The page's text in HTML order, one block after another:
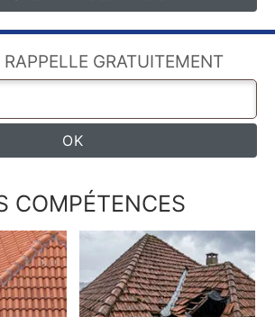
GRATUITEMENT
COMPÉTENCES